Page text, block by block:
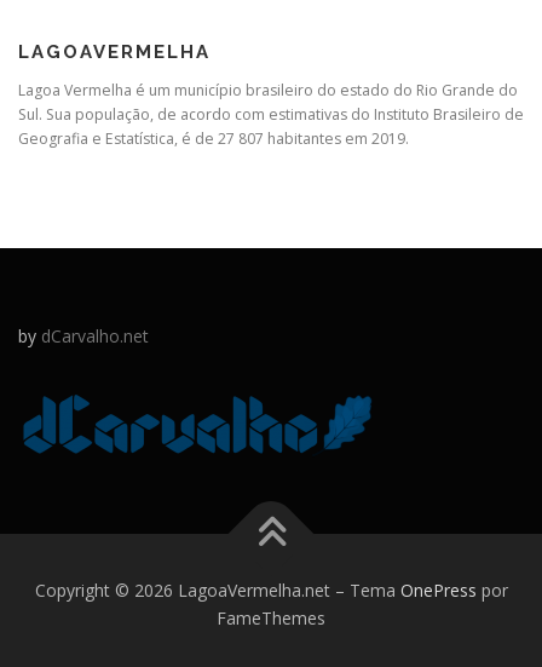
LAGOAVERMELHA
Lagoa Vermelha é um município brasileiro do estado do Rio Grande do
Sul. Sua população, de acordo com estimativas do Instituto Brasileiro de
Geografia e Estatística, é de 27 807 habitantes em 2019.
by dCarvalho.net
Copyright © 2026 LagoaVermelha.net – Tema OnePress por
FameThemes